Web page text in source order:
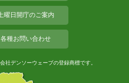
曜日開庁のご案内
各種お問い合わせ
社デンソーウェーブの登録商標です。